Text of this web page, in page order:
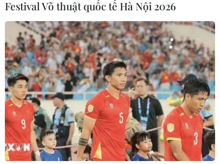
Festival Võ thuật quốc tế Hà Nội 2026